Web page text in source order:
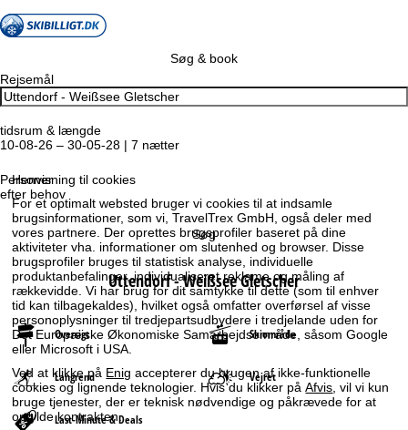
Henvisning til cookies
For et optimalt websted bruger vi cookies til at indsamle
brugsinformationer, som vi, TravelTrex GmbH, også deler med
vores partnere. Der oprettes brugsprofiler baseret på dine
aktiviteter vha. informationer om slutenhed og browser. Disse
brugsprofiler bruges til statistisk analyse, individuelle
produktanbefalinger, individualiseret reklame og måling af
rækkevidde. Vi har brug for dit samtykke til dette (som til enhver
tid kan tilbagekaldes), hvilket også omfatter overførsel af visse
personoplysninger til tredjepartsudbydere i tredjelande uden for
Det Europæiske Økonomiske Samarbejdsområde, såsom Google
eller Microsoft i USA.
Ved at klikke på Enig accepterer du brugen af ikke-funktionelle
cookies og lignende teknologier. Hvis du klikker påAfvis , vil vi kun
bruge tjenester, der er teknisk nødvendige og påkrævede for at
opfylde kontrakten.
Søg & book
Rejsemål
tidsrum & længde
10-08-26 – 30-05-28 | 7 nætter
Personer
efter behov
Søg
Uttendorf - Weißsee Gletscher
Oversigt Skiområde
Langrend Vejret
Last-Minute & Deals